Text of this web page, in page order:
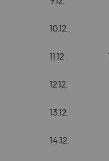
10.12.
11.12.
12.12.
13.12.
14.12.